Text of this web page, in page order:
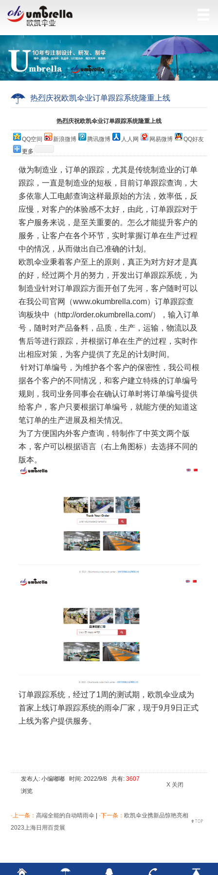
热烈庆祝欧凯伞业订单跟踪系统隆重上线
热烈庆祝欧凯伞业订单跟踪系统隆重上线
QQ空间 新浪微博 腾讯微博 人人网 网易微博
QQ好友
更多
做为制造业，订单的跟踪，尤其是传统制造业的订单
跟踪，一直是制造业的短板，目前订单跟踪查询，大
多依靠人工电邮查询这样最原始的方法，效率低，反
应慢，对客户的体验感不太好，由此，订单跟踪对于
客户服务来说，是至关重要的。怎么才能提升客户的
服务，让客户在各个环节，实时掌握订单在生产过程
中的情况，从而做出自己准确的计划。
欧凯伞业秉着客户至上的原则，真正为对方好才是真
的好，经过两个月的努力，开发出订单跟踪系统，为
制造业针对订单跟踪方面开创了先河， 客户随时可以
在我公司官网（www.okumbrella.com）订单跟踪查
询板块中（http://order.okumbrella.com/），输入订单
号，随时对产品备料，品质，生产，运输，物流以及
售后等进行跟踪，并根据订单在生产的过程，实时作
出相应对策，为客户提供了充足的计划时间。
针对订单编号，为维护各个客户的保密性，我公司根
据各个客户的不同情况，和客户建立特殊的订单编号
规则，我司业务同事会在确认订单时将订单编号提供
给客户，客户只要根据订单编号，就能方便的知道这
笔订单的生产进展及相关情况。
为了方便国内外客户查询，特制作了中英文两个版
本，客户可以根据语言（右上角图标）去选择不同的
版本。
订单跟踪系统，经过了1周的测试期，欧凯伞业成为
首家上线订单跟踪系统的雨伞厂家，现于9月9日正式
上线为客户提供服务。
发布人: 小编嘟嘟 时间: 2022/9/8 共有: 3607
浏览
X 关闭
·上一条：高端全能的自动晴雨伞 ·下一条： 欧凯伞业携新品惊艳亮相
2023上海日用百货展